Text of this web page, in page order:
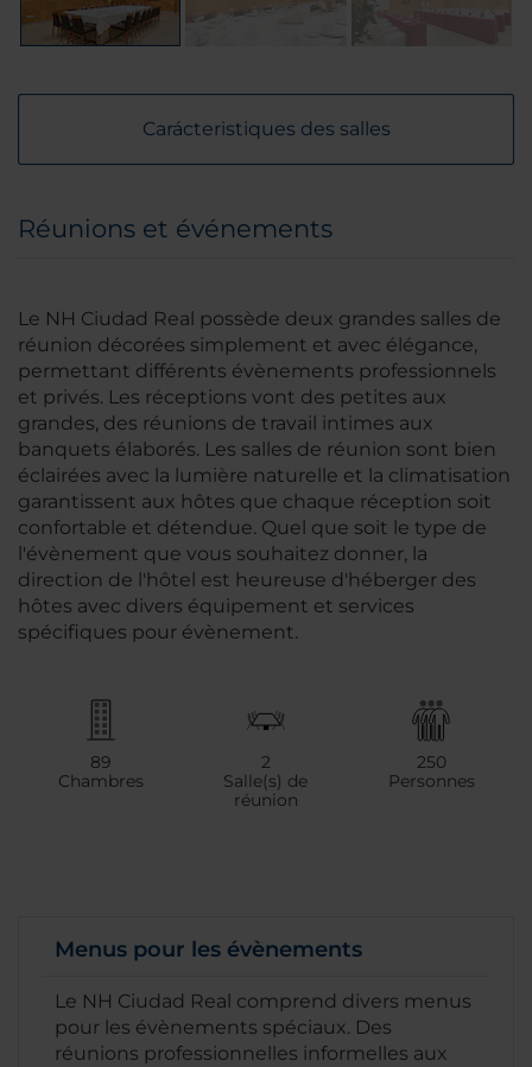
Carácteristiques des salles
Réunions et événements
Le NH Ciudad Real possède deux grandes salles de
réunion décorées simplement et avec élégance,
permettant différents évènements professionnels
et privés. Les réceptions vont des petites aux
grandes, des réunions de travail intimes aux
banquets élaborés. Les salles de réunion sont bien
éclairées avec la lumière naturelle et la climatisation
garantissent aux hôtes que chaque réception soit
confortable et détendue. Quel que soit le type de
l'évènement que vous souhaitez donner, la
direction de l'hôtel est heureuse d'héberger des
hôtes avec divers équipement et services
spécifiques pour évènement.
89
Chambres
2
Salle(s) de
réunion
250
Personnes
Menus pour les évènements
Le NH Ciudad Real comprend divers menus
pour les évènements spéciaux. Des
réunions professionnelles informelles aux